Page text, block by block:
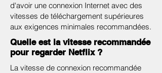
d'avoir une connexion Internet avec des
vitesses de téléchargement supérieures
aux exigences minimales recommandées.
Quelle est la vitesse recommandée
pour regarder Netflix ?
La vitesse de connexion recommandée